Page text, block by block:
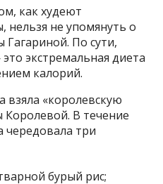
как худеют
нельзя не упомянуть о
По сути,
экстремальная диета
калорий.
взяла «королевскую
В течение
чередовала три
бурый рис;